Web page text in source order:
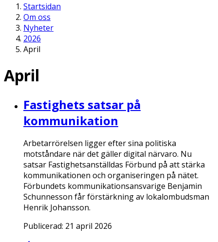
Startsidan
Om oss
Nyheter
2026
April
April
Fastighets satsar på
kommunikation
Arbetarrörelsen ligger efter sina politiska
motståndare när det gäller digital närvaro. Nu
satsar Fastighetsanställdas Förbund på att stärka
kommunikationen och organiseringen på nätet.
Förbundets kommunikationsansvarige Benjamin
Schunnesson får förstärkning av lokalombudsman
Henrik Johansson.
Publicerad: 21 april 2026